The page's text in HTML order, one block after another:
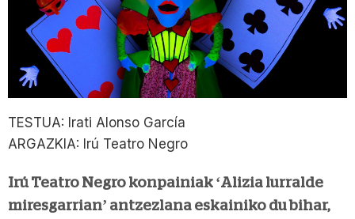
TESTUA: Irati Alonso García
ARGAZKIA: Irú Teatro Negro
Irú Teatro Negro konpainiak ‘Alizia lurralde
miresgarrian’ antzezlana eskainiko du bihar,